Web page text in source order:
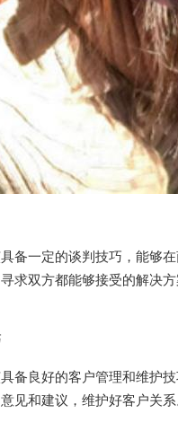
备一定的谈判技巧，能够
求双方都能够接受的解决
备良好的客户管理和维护
见和建议，维护好客户关